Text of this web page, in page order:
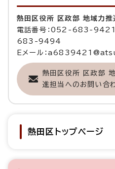
熱田区役所 区政部 地域力推
電話番号：052-683-9421
683-9494
Eメール：
熱田区役所 区政部
進担当へのお問い合
熱田区トップページ